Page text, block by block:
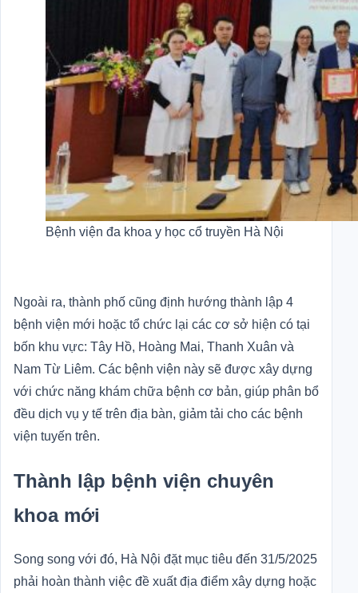
Bệnh viện đa khoa y học cổ truyền Hà Nội
Ngoài ra, thành phố cũng định hướng thành lập 4
bệnh viện mới hoặc tổ chức lại các cơ sở hiện có tại
bốn khu vực: Tây Hồ, Hoàng Mai, Thanh Xuân và
Nam Từ Liêm. Các bệnh viện này sẽ được xây dựng
với chức năng khám chữa bệnh cơ bản, giúp phân bổ
đều dịch vụ y tế trên địa bàn, giảm tải cho các bệnh
viện tuyến trên.
Thành lập bệnh viện chuyên
khoa mới
Song song với đó, Hà Nội đặt mục tiêu đến 31/5/2025
phải hoàn thành việc đề xuất địa điểm xây dựng hoặc